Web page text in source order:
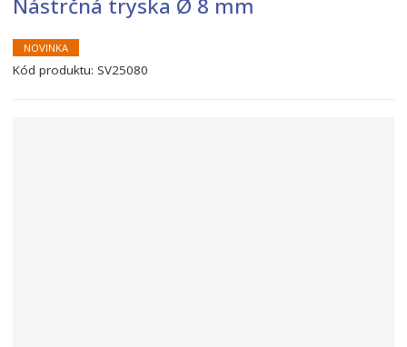
í
t
r
NOVINKA
Kód produktu: SV25080